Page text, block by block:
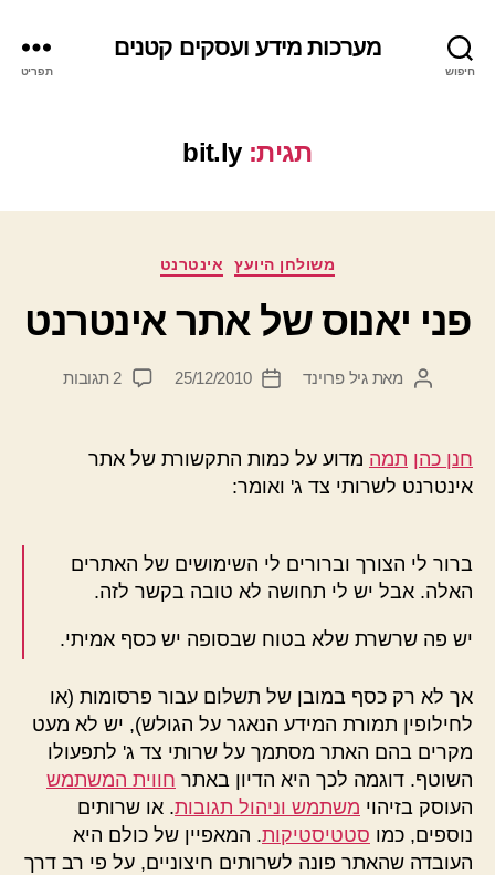
חיפוש
מערכות מידע ועסקים קטנים
תפריט
תגית: bit.ly
קטגוריותמשולחן היועץ אינטרנט
פני יאנוס של אתר אינטרנט
המחבר
מאתגיל פרוינד
תאריך25/12/2010 2 תגובות
על
חנן כהן תמה מדוע על כמות התקשורת של אתר
אינטרנט לשרותי צד ג' ואומר:
ברור לי הצורך וברורים לי השימושים של האתרים
האלה. אבל יש לי תחושה לא טובה בקשר לזה.
יש פה שרשרת שלא בטוח שבסופה יש כסף אמיתי.
אך לא רק כסף במובן של תשלום עבור פרסומות (או
לחילופין תמורת המידע הנאגר על הגולש), יש לא מעט
מקרים בהם האתר מסתמך על שרותי צד ג' לתפעולו
השוטף. דוגמה לכך היא הדיון באתר חווית המשתמש
העוסק בזיהוי משתמש וניהול תגובות. או שרותים
נוספים, כמו סטטיסטיקות. המאפיין של כולם היא
העובדה שהאתר פונה לשרותים חיצוניים, על פי רב דרך